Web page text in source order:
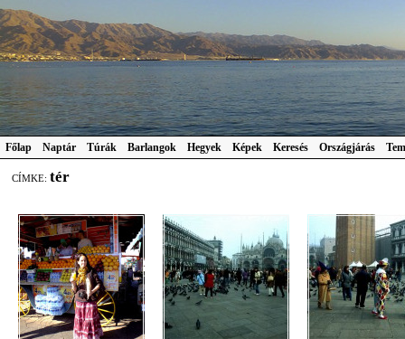
Főlap Naptár Túrák Barlangok Hegyek Képek Keresés Országjárás
CÍMKE: tér